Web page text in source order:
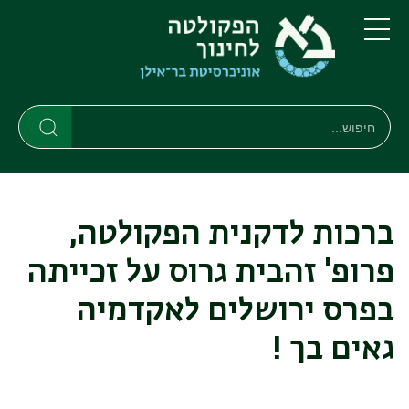
דילוג
לתוכן
העיקרי
דילוג
לתפריט
ניווט
ראשי
תפריט
חיפוש
חיפוש
ברכות לדקנית הפקולטה,
פרופ' זהבית גרוס על זכייתה
בפרס ירושלים לאקדמיה
גאים בך !